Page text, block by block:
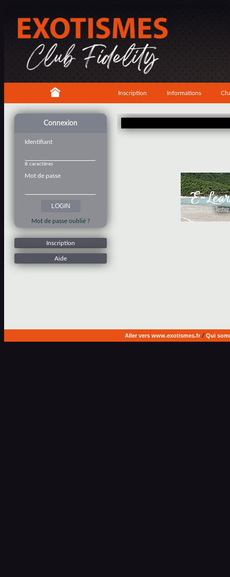
Inscription Informations
Connexion
Identifiant
8 caractères
Mot de passe
Mot de passe oublié ?
Inscription
Aide
Aller vers www.exotismes.fr/ Qui